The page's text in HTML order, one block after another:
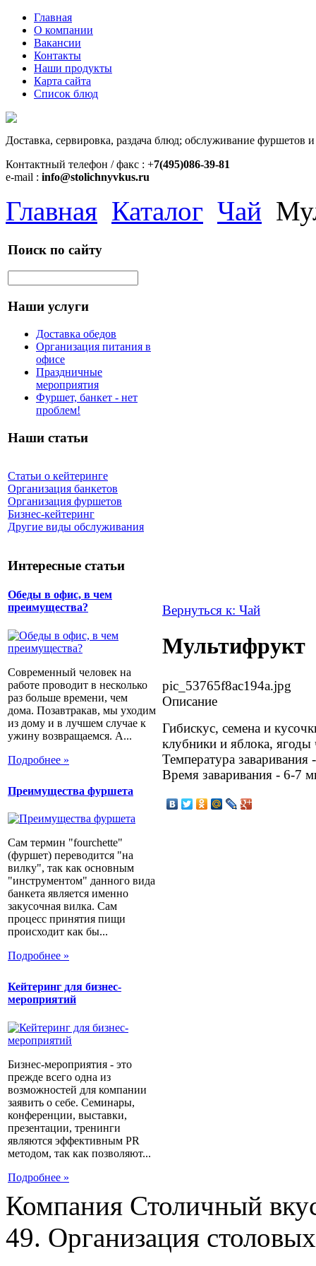
Главная
О компании
Вакансии
Контакты
Наши продукты
Карта сайта
Список блюд
Доставка, сервировка, раздача блюд; обслуживание фуршетов
Контактный телефон / факс : +7(495)086-39-81
e-mail : info@stolichnyvkus.ru
Главная Каталог Чай
Поиск по сайту
Наши услуги
Доставка обедов
Организация питания в
офисе
Праздничные
мероприятия
Фуршет, банкет - нет
проблем!
Наши статьи
Статьи о кейтеринге
Организация банкетов
Организация фуршетов
Бизнес-кейтеринг
Другие виды обслуживания
Интересные статьи
Обеды в офис, в чем
преимущества?
Современный человек на
работе проводит в несколько
раз больше времени, чем
дома. Позавтракав, мы уходим
из дому и в лучшем случае к
ужину возвращаемся. А...
Подробнее »
Преимущества фуршета
Сам термин "fourchette"
(фуршет) переводится "на
вилку", так как основным
"инструментом" данного вида
банкета является именно
закусочная вилка. Сам
процесс принятия пищи
происходит как бы...
Подробнее »
Кейтеринг для бизнес-
мероприятий
Бизнес-мероприятия - это
прежде всего одна из
возможностей для компании
заявить о себе. Семинары,
конференции, выставки,
презентации, тренинги
являются эффективным PR
методом, так как позволяют...
Подробнее »
Вернуться к: Чай
Мультифрукт
pic_53765f8ac194a.jpg
Описание
Гибискус, семена и
клубники и яблока, ягоды
Температура
Время заваривания - 6-7
Компания Столичный
49. Организация